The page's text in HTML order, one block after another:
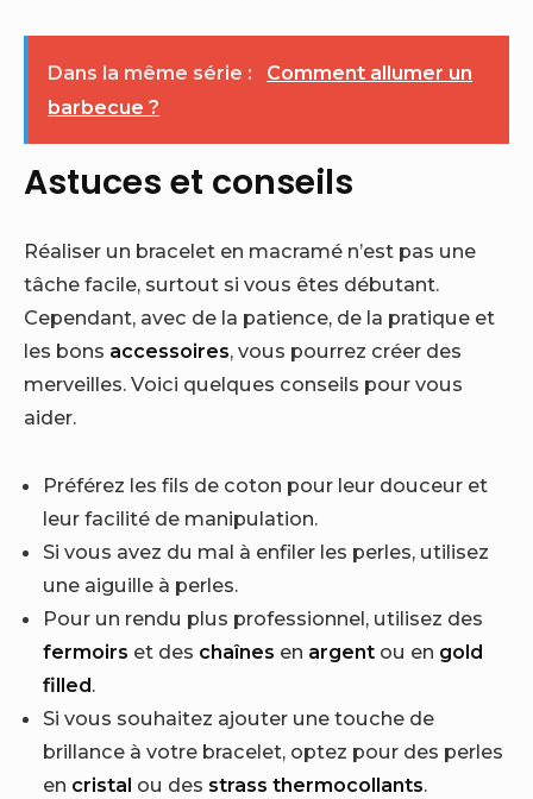
Dans la même série :
Comment allumer un
barbecue ?
Astuces et conseils
Réaliser un bracelet en macramé n’est pas une
tâche facile, surtout si vous êtes débutant.
Cependant, avec de la patience, de la pratique et
les bons accessoires, vous pourrez créer des
merveilles. Voici quelques conseils pour vous
aider.
Préférez les fils de coton pour leur douceur et
leur facilité de manipulation.
Si vous avez du mal à enfiler les perles, utilisez
une aiguille à perles.
Pour un rendu plus professionnel, utilisez des
fermoirs et des chaînes en argent ou en gold
filled.
Si vous souhaitez ajouter une touche de
brillance à votre bracelet, optez pour des perles
en cristal ou des strass thermocollants.